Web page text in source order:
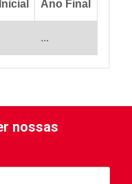
Ano Final
...
nossas